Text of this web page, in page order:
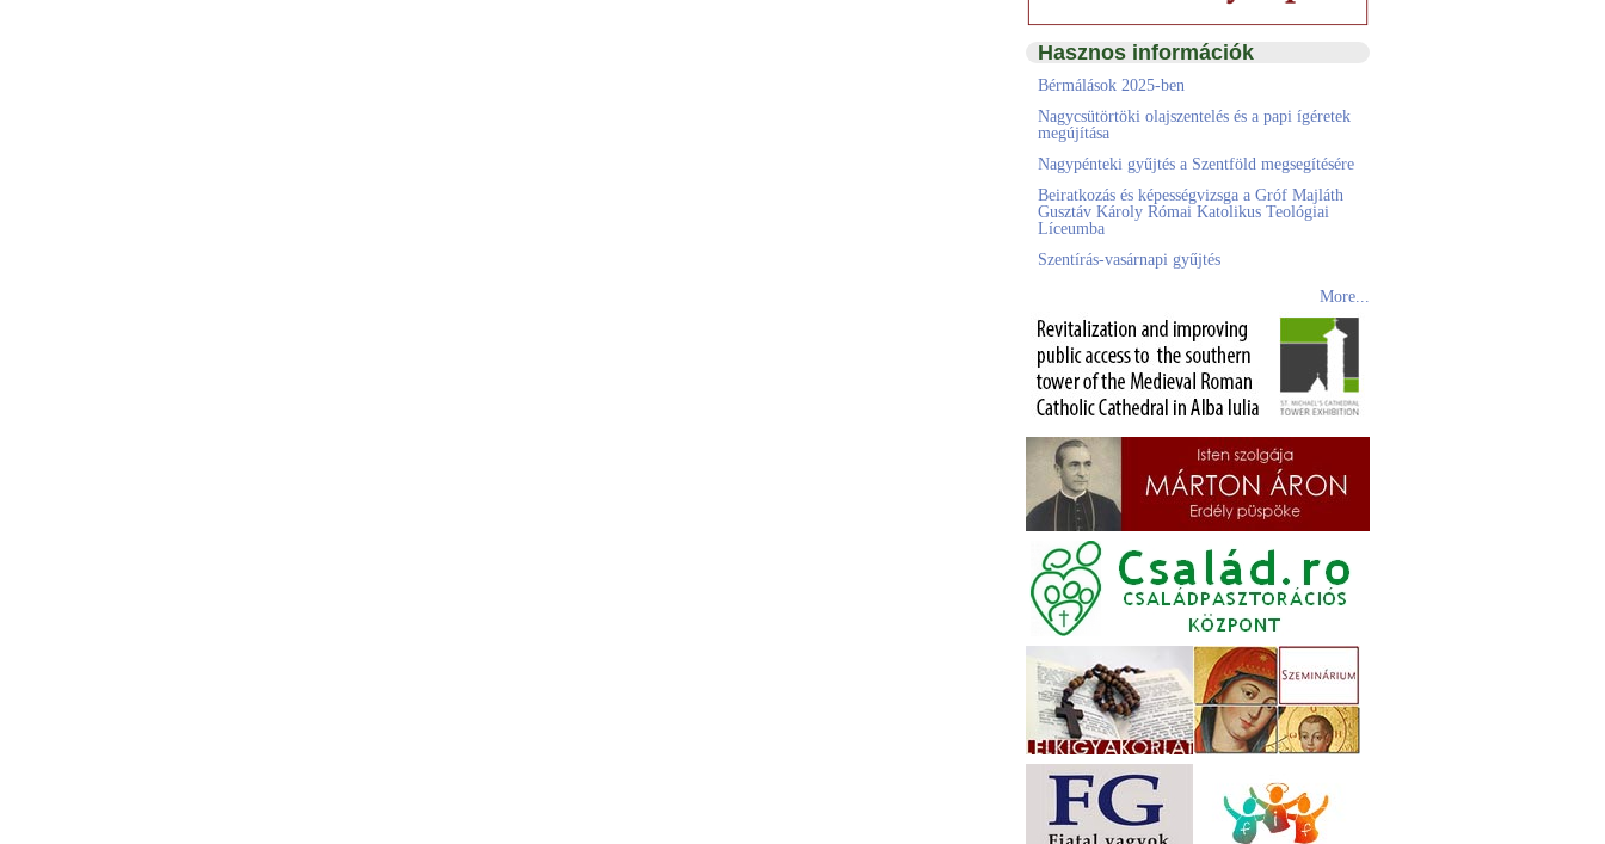
Hasznos információk
Bérmálások 2025-ben
Nagycsütörtöki olajszentelés és a papi ígéretek
megújítása
Nagypénteki gyűjtés a Szentföld megsegítésére
Beiratkozás és képességvizsga a Gróf Majláth
Gusztáv Károly Római Katolikus Teológiai
Líceumba
Szentírás-vasárnapi gyűjtés
More...